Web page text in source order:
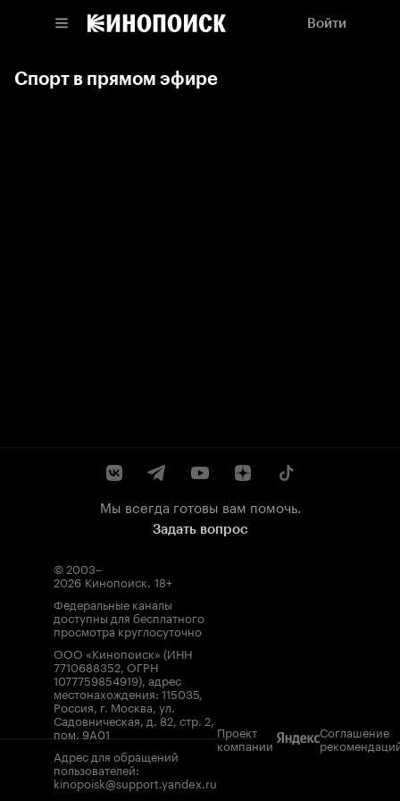
Войти
Спорт в прямом эфире
Мы всегда готовы вам помочь.
Задать вопрос
© 2003–
2026 Кинопоиск. 18+
Федеральные каналы
доступны для бесплатного
просмотра круглосуточно
ООО «Кинопоиск» (ИНН
7710688352, ОГРН
1077759854919), адрес
местонахождения: 115035,
Россия, г. Москва, ул.
Садовническая, д. 82, стр. 2,
пом. 9А01
Адрес для обращений
пользователей:
kinopoisk@support.yandex.ru
Проект
компании
Соглашение